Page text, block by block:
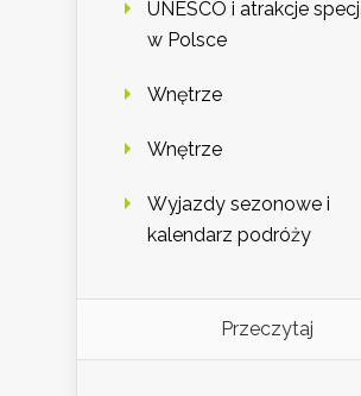
UNESCO i atrakcje
w Polsce
Wnętrze
Wnętrze
Wyjazdy sezonowe i
kalendarz podróży
Przeczytaj